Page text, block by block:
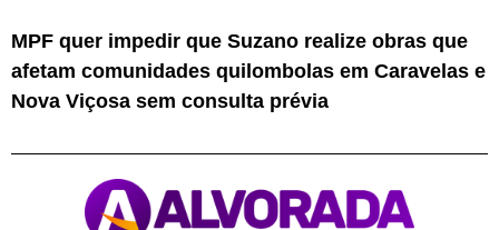
MPF quer impedir que Suzano realize obras que
afetam comunidades quilombolas em Caravelas e
Nova Viçosa sem consulta prévia